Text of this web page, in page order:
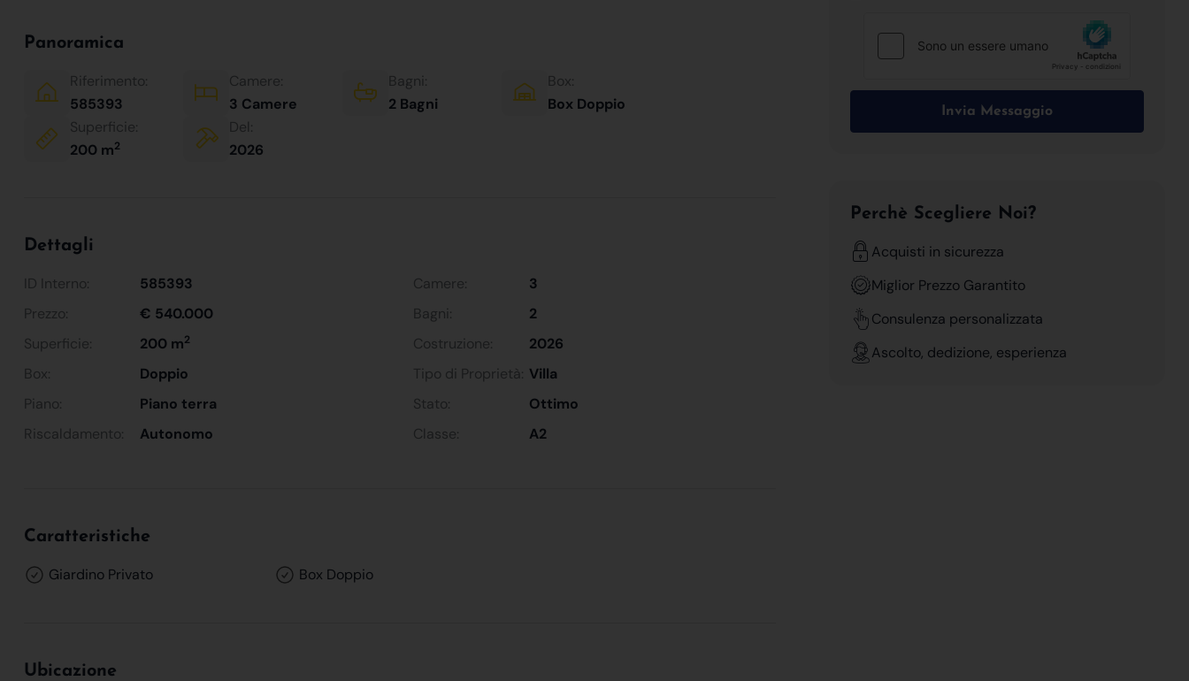
Panoramica
Riferimento:
585393
Camere:
3 Camere
Bagni:
2 Bagni
Box:
Box Doppio
Superficie:
200 m2
Del:
2026
Dettagli
ID Interno: 585393 Camere:
3
Prezzo:
€ 540.000 Bagni:
2
Superficie:
200 m2 Costruzione:
2026
Box:
Doppio Tipo di Proprietà: Villa
Piano:
Piano terra Stato:
Ottimo
Riscaldamento:
Autonomo Classe: A2
Caratteristiche
Giardino Privato Box Doppio
Ubicazione
Invia Messaggio
Perchè Scegliere Noi?
Acquisti in sicurezza
Miglior Prezzo Garantito
Consulenza personalizzata
Ascolto, dedizione, esperienza